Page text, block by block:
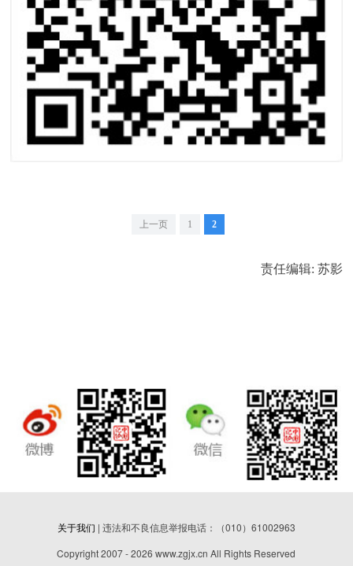
上一页 1 2
责任编辑: 苏影
关于我们 | 违法和不良信息举报电话：（010）61002963
Copyright 2007 - 2026 www.zgjx.cn All Rights Reserved